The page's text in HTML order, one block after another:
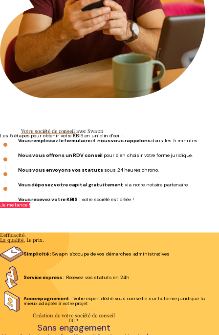
Votre société de conseil avec Swapn
Les 5 étapes pour obtenir votre KBIS en un clin d'oeil :
Vous remplissez le formulaireetnous vous rappelonsdans les 5 minutes.
Nous vous offrons un RDV conseil pour bien choisir votre forme juridique.
Nous vous envoyons vos statutssous 24 heures chrono.
Vous déposez votre capital gratuitement via notre notaire partenaire.
Vous recevez votre KBIS : votre société est créée !
Je me lance !
L'efficacité.
La qualité.Le prix.
Simplicité : Swapn s’occupe de vos démarches administratives
Service express : Recevez vos statuts en 24h
Accompagnement : Votre expert dédié vous conseille sur la forme juridique la
mieux adaptée à votre projet
Création de votre société de conseil
0€ *
Sans engagement